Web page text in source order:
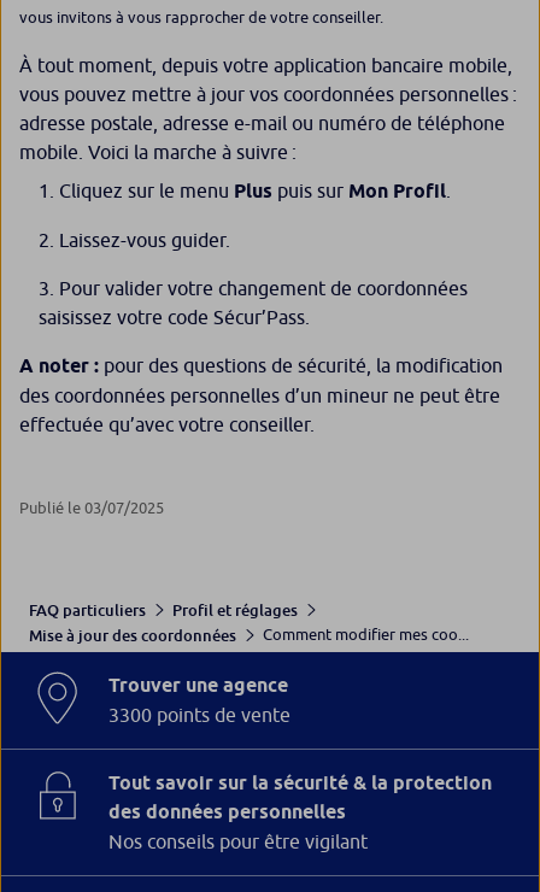
vous invitons à vous rapprocher de votre conseiller.
À tout moment, depuis votre application bancaire mobile,
vous pouvez mettre à jour vos coordonnées personnelles :
adresse postale, adresse e-mail ou numéro de téléphone
mobile. Voici la marche à suivre :
Cliquez sur le menu Plus puis sur Mon Profil
Laissez-vous guider.
Pour valider votre changement de coordonnées
saisissez votre code Sécur’Pass.
A noter : pour des questions de sécurité, la modification
des coordonnées personnelles d’un mineur ne peut être
effectuée qu’avec votre conseiller.
Publié le 03/07/2025
FAQ particuliers
Profil et réglages
Mise à jour des coordonnées
Comment modifier mes coo...
Trouver une agence
3300 points de vente
Tout savoir sur la sécurité & la protection
des données personnelles
Nos conseils pour être vigilant